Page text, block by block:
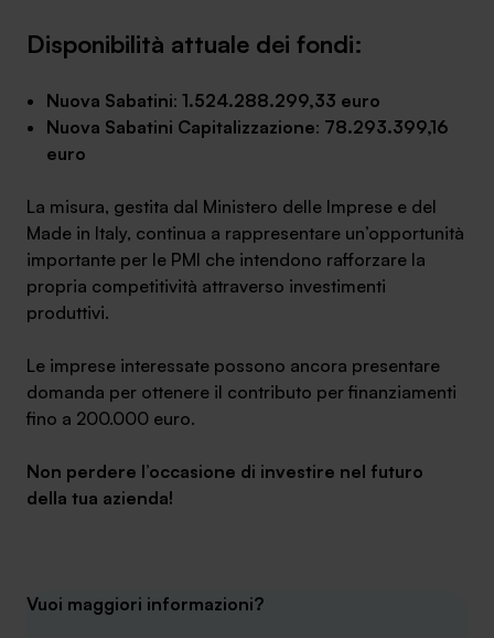
+030.3540104
Disponibilità attuale dei fondi:
Nuova Sabatini: 1.524.288.299,33 euro
Nuova Sabatini Capitalizzazione: 78.293.399,16
euro
La misura, gestita dal Ministero delle Imprese e del
Made in Italy, continua a rappresentare un’opportunità
importante per le PMI che intendono rafforzare la
propria competitività attraverso investimenti
produttivi.
Le imprese interessate possono ancora presentare
domanda per ottenere il contributo per finanziamenti
fino a 200.000 euro.
Non perdere l’occasione di investire nel futuro
della tua azienda!
Vuoi maggiori informazioni?